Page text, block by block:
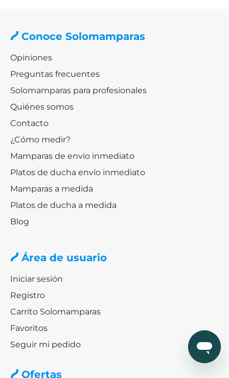
Conoce Solomamparas
Opiniones
Preguntas frecuentes
Solomamparas para profesionales
Quiénes somos
Contacto
¿Cómo medir?
Mamparas de envío inmediato
Platos de ducha envío inmediato
Mamparas a medida
Platos de ducha a medida
Blog
Área de usuario
Iniciar sesión
Registro
Carrito Solomamparas
Favoritos
Seguir mi pedido
Ofertas